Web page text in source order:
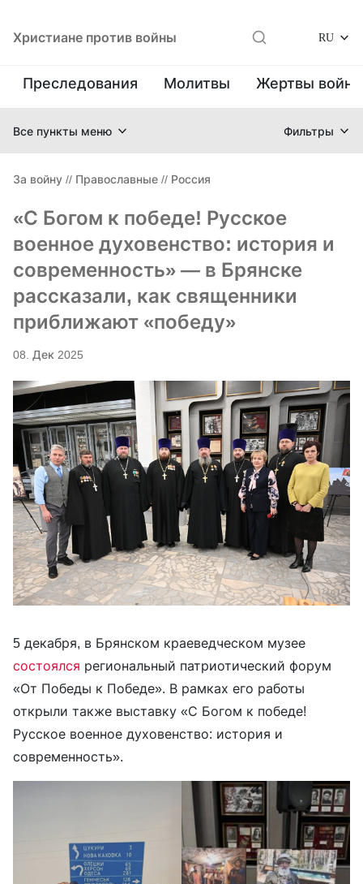
Христиане против войны RU
Преследования Молитвы Жертвы
Все пункты меню Фильтры
За войну // Православные // Россия
«С Богом к победе! Русское
военное духовенство: история и
современность» — в Брянске
рассказали, как священники
приближают «победу»
08. Дек 2025
5 декабря, в Брянском краеведческом музее
состоялся региональный патриотический форум
«От Победы к Победе». В рамках его работы
открыли также выставку «С Богом к победе!
Русское военное духовенство: история и
современность».